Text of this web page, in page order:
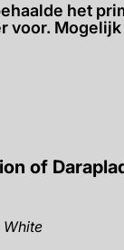
het
voor.
of
White